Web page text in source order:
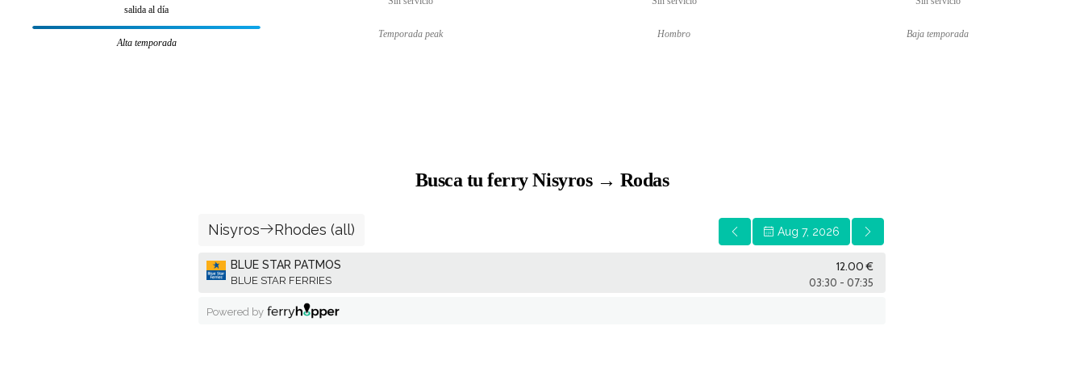
salida al día
Alta temporada
Temporada peak Hombro Baja temporada
Busca tu ferry Nisyros → Rodas